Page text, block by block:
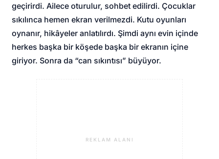
geçirirdi. Ailece oturulur, sohbet edilirdi. Çocuklar
sıkılınca hemen ekran verilmezdi. Kutu oyunları
oynanır, hikâyeler anlatılırdı. Şimdi aynı evin içinde
herkes başka bir köşede başka bir ekranın içine
giriyor. Sonra da “can sıkıntısı” büyüyor.
REKLAM ALANI